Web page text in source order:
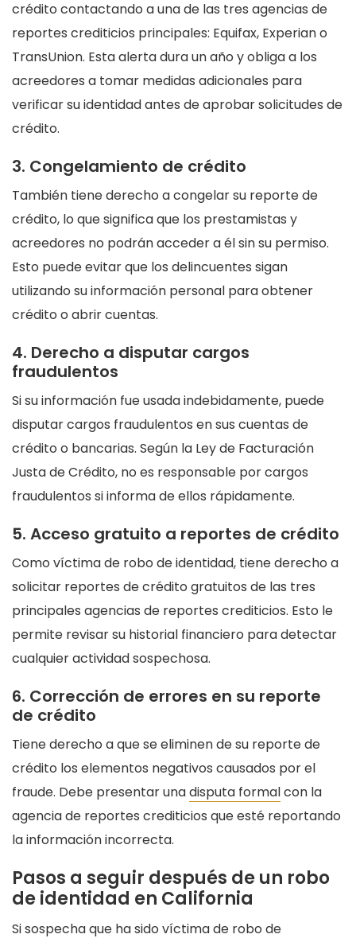
crédito contactando a una de las tres agencias de
reportes crediticios principales: Equifax, Experian o
TransUnion. Esta alerta dura un año y obliga a los
acreedores a tomar medidas adicionales para
verificar su identidad antes de aprobar solicitudes de
crédito.
3. Congelamiento de crédito
También tiene derecho a congelar su reporte de
crédito, lo que significa que los prestamistas y
acreedores no podrán acceder a él sin su permiso.
Esto puede evitar que los delincuentes sigan
utilizando su información personal para obtener
crédito o abrir cuentas.
4. Derecho a disputar cargos
fraudulentos
Si su información fue usada indebidamente, puede
disputar cargos fraudulentos en sus cuentas de
crédito o bancarias. Según la Ley de Facturación
Justa de Crédito, no es responsable por cargos
fraudulentos si informa de ellos rápidamente.
5. Acceso gratuito a reportes de crédito
Como víctima de robo de identidad, tiene derecho a
solicitar reportes de crédito gratuitos de las tres
principales agencias de reportes crediticios. Esto le
permite revisar su historial financiero para detectar
cualquier actividad sospechosa.
6. Corrección de errores en su reporte
de crédito
Tiene derecho a que se eliminen de su reporte de
crédito los elementos negativos causados por el
fraude. Debe presentar unadisputa formalcon la
agencia de reportes crediticios que esté reportando
la información incorrecta.
Pasos a seguir después de un robo
de identidad en California
Si sospecha que ha sido víctima de robo de